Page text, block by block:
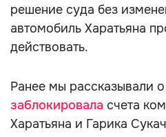
решение суда без
автомобиль Харатьяна
действовать.
Ранее мы рассказывали
заблокировала счета
Харатьяна и Гарика